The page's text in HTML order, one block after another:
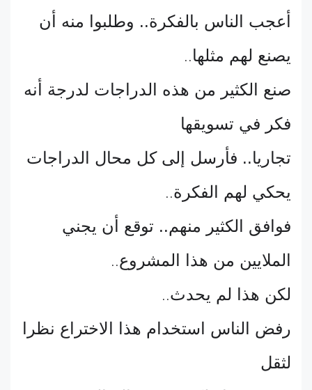
أعجب الناس بالفكرة.. وطلبوا منه أن
يصنع لهم مثلها..
صنع الكثير من هذه الدراجات لدرجة أنه
فكر في تسويقها
تجاريا.. فأرسل إلى كل محال الدراجات
يحكي لهم الفكرة..
فوافق الكثير منهم.. توقع أن يجني
الملايين من هذا المشروع..
لكن هذا لم يحدث..
رفض الناس استخدام هذا الاختراع نظرا
لثقل